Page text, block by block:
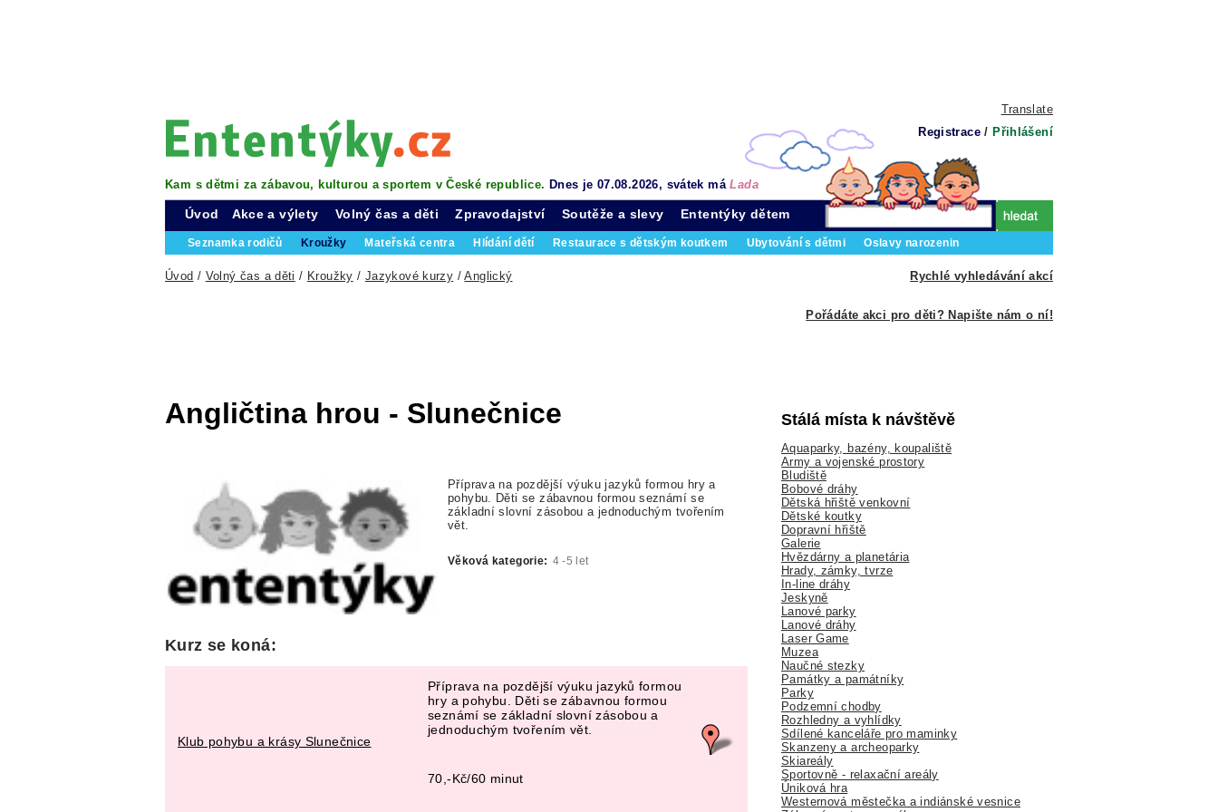
Translate
Registrace / Přihlášení
Kam s dětmi za zábavou, kulturou a sportem v České republice. Dnes je 07.08.2026, svátek máLada
Úvod Akce a výlety Volný čas a děti
Seznamka rodičů Kroužky Mateřská centra Hlídání dětí Restaurace s dětským koutkem Ubytování s dětmi Oslavy narozenin
Zpravodajství Soutěže a slevy Ententýky dětem
Rychlé vyhledávání akcí
Úvod / Volný čas a děti / Kroužky / Jazykové kurzy /Anglický
Pořádáte akci pro děti? Napište nám o ní!
Angličtina hrou - Slunečnice
Příprava na pozdější výuku jazyků formou hry a
pohybu. Děti se zábavnou formou seznámí se
základní slovní zásobou a jednoduchým tvořením
vět.
Věková kategorie: 4 -5 let
Kurz se koná:
Klub pohybu a krásy Slunečnice
Příprava na pozdější výuku jazyků formou
hry a pohybu. Děti se zábavnou formou
seznámí se základní slovní zásobou a
jednoduchým tvořením vět.
70,-Kč/60 minut
Stálá místa k návštěvě
Aquaparky, bazény, koupaliště
Army a vojenské prostory
Bludiště
Bobové dráhy
Dětská hřiště venkovní
Dětské koutky
Dopravní hřiště
Galerie
Hvězdárny a planetária
Hrady, zámky, tvrze
In-line dráhy
Jeskyně
Lanové parky
Lanové dráhy
Laser Game
Muzea
Naučné stezky
Památky a památníky
Parky
Podzemní chodby
Rozhledny a vyhlídky
Sdílené kanceláře pro maminky
Skanzeny a archeoparky
Skiareály
Sportovně - relaxační areály
Úniková hra
Westernová městečka a indiánské vesnice